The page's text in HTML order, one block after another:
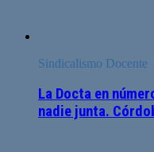
Sindicalismo Docente
La Docta en
nadie junta.